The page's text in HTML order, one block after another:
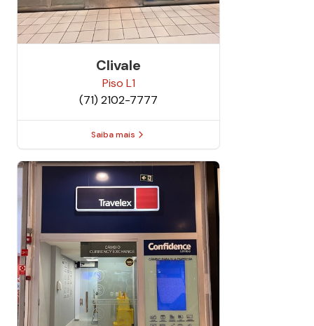
Clivale
Piso L1
(71) 2102-7777
Saiba mais